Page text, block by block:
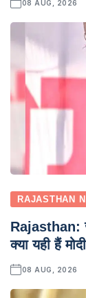
08 AUG, 2026
RAJASTHAN
Rajasthan:
क्या यही हैं
08 AUG, 2026